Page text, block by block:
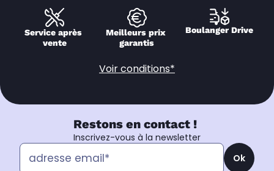
Service après
vente
Meilleurs prix
garantis
Boulanger Drive
Voir conditions*
Restons en contact !
Inscrivez-vous à la newsletter
Ok